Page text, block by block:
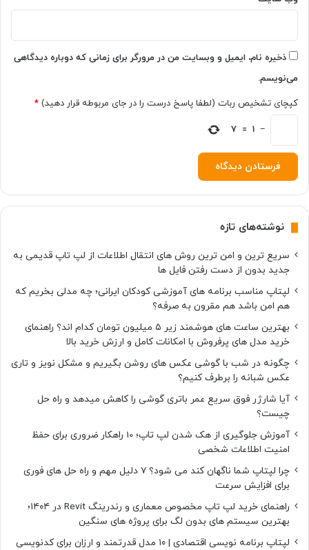
ژ
ر
ا
ر
ر
س
ک
ن
ه
ف
و
ظ
ا
ت
ب
ا
د
ن
د
ذخیره نام، ایمیل و وبسایت من در مرورگر برای زمانی که دوباره دیدگاهی
می‌نویسم.
کپچای تشخیص ربات (لطفا پاسخ درست را در جای مربوطه قرار دهید) *
−
1
=
7
نوشته‌های تازه
سریع ترین و امن ترین روش های انتقال اطلاعات از لپ تاپ قدیمی به
جدید بدون از دست رفتن فایل ها
لپتاپ مناسب برنامه های آموزشی کودکان ایرانی؛ چه مدلی بخریم که
هم امن باشد هم مقرون به صرفه؟
بهترین ساعت های هوشمند زیر ۵ میلیون تومان کدام اند؟ راهنمای
خرید مدل های پرفروش با امکانات کامل و ارزش خرید بالا
چگونه در شب با گوشی عکس های روشن بگیریم و مشکل نویز و تاری
عکس شبانه را برطرف کنیم؟
آیا شارژر فوق سریع عمر باتری گوشی را کاهش میدهد و راه حل
چیست؟
آموزش جلوگیری از هک شدن لپ تاپ؛ 10 راهکار ضروری برای حفظ
امنیت اطلاعات شخصی
چرا لپتاپ شما ناگهان کند می شود؟ ۷ دلیل مهم و راه حل های فوری
برای افزایش سرعت
راهنمای خرید لپ تاپ مخصوص معماری و رندرینگ Revit در ۱۴۰۴؛
بهترین سیستم های بدون لگ برای پروژه های سنگین
لپتاپ برنامه نویسی اقتصادی | ۱۰ مدل قدرتمند و ارزان برای کدنویسی